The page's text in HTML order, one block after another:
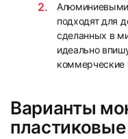
Алюминиевыми
подходят для
сделанных в
идеально
коммерческие
Варианты